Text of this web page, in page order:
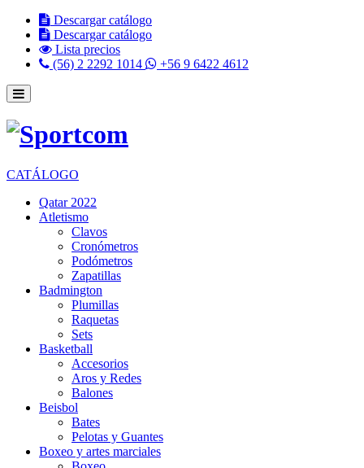
Descargar catálogo
Descargar catálogo
Lista precios
(56) 2 2292 1014
+56 9 6422 4612
CATÁLOGO
Qatar 2022
Atletismo
Clavos
Cronómetros
Podómetros
Zapatillas
Badmington
Plumillas
Raquetas
Sets
Basketball
Accesorios
Aros y Redes
Balones
Beisbol
Bates
Pelotas y Guantes
Boxeo y artes marciales